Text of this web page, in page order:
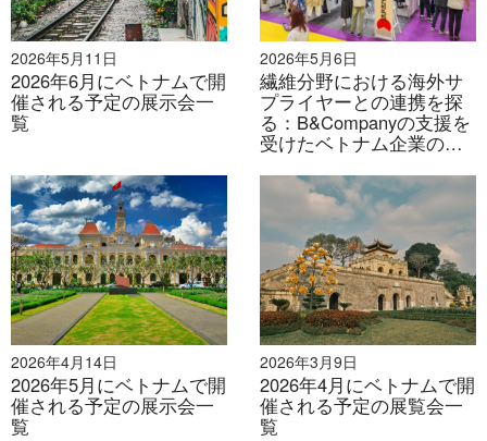
10月15日～18日 | ホーチミン市 | VTG 2024 -
ベトナム繊維・衣料品見本市
10月18日～21日 | ホーチミン市 | ライフスタイ
ル・ベトナム2025
10月21日～23日 |バクザン | MTA バクザン
2025
10月29日～30日 | ホーチミン市 | AWE
2025（ASEAN風力エネルギー）
10月30日～11月1日 | ホーチミン市 | コーヒー
エキスポベトナム2025
10月30日～11月1日 |ハノイ | IEAE ハノイ ベト
2026年5月11日
2026年6月にベトナムで開
催される予定の展示会一
覧
2026年5月6日
繊維分野における海外サ
プライヤーとの連携を探
る：B&Companyの支援を
受けたベトナム企業の
加（パート1）
2026年4月14日
2026年5月にベトナムで開
催される予定の展示会一
覧
2026年3月9日
2026年4月にベトナムで開
催される予定の展覧会一
覧